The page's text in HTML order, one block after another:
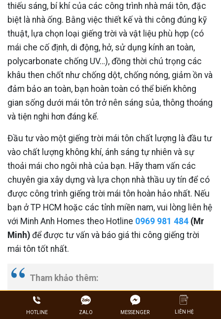
thiếu sáng, bí khí của các công trình nhà mái tôn, đặc
biệt là nhà ống. Bằng việc thiết kế và thi công đúng kỹ
thuật, lựa chọn loại giếng trời và vật liệu phù hợp (có
mái che cố định, di động, hở, sử dụng kính an toàn,
polycarbonate chống UV…), đồng thời chú trọng các
khâu then chốt như chống dột, chống nóng, giảm ồn và
đảm bảo an toàn, bạn hoàn toàn có thể biến không
gian sống dưới mái tôn trở nên sáng sủa, thông thoáng
và tiện nghi hơn đáng kể.
Đầu tư vào một giếng trời mái tôn chất lượng là đầu tư
vào chất lượng không khí, ánh sáng tự nhiên và sự
thoải mái cho ngôi nhà của bạn. Hãy tham vấn các
chuyên gia xây dựng và lựa chọn nhà thầu uy tín để có
được công trình giếng trời mái tôn hoàn hảo nhất. Nếu
bạn ở TP HCM hoặc các tỉnh miền nam, vui lòng liên hệ
với Minh Anh Homes theo Hotline 0969 981 484 (Mr
Minh) để được tư vấn và báo giá thi công giếng trời
mái tôn tốt nhất.
Tham khảo thêm:
Có nên làm giếng trời ở cầu thang không
Thông tin cần biết
HOTLINE ZALO MESSENGER LIÊN HỆ